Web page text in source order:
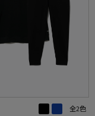
全2色